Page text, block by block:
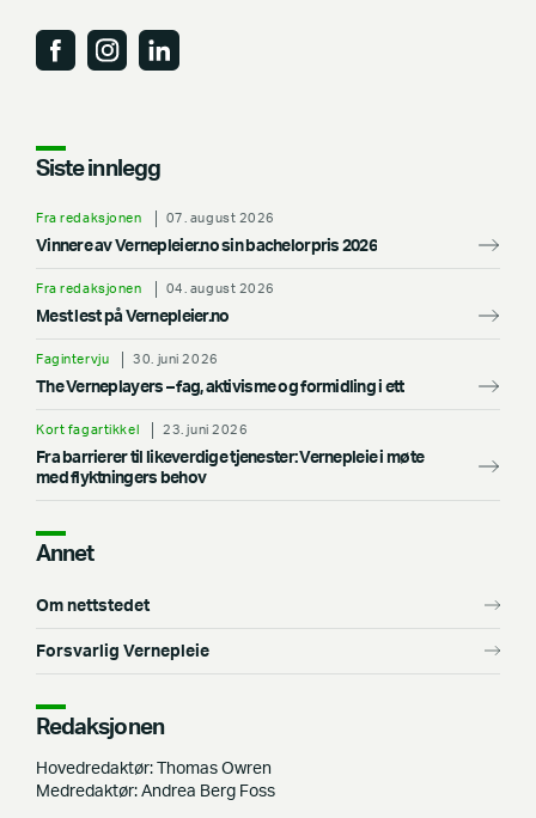
Siste innlegg
Fra redaksjonen 07. august 2026
Vinnere av Vernepleier.no sin bachelorpris 2026
Fra redaksjonen 04. august 2026
Mest lest på Vernepleier.no
Fagintervju 30. juni 2026
The Verneplayers – fag, aktivisme og formidling i ett
Kort fagartikkel 23. juni 2026
Fra barrierer til likeverdige tjenester: Vernepleie i møte
med flyktningers behov
Annet
Om nettstedet
Forsvarlig Vernepleie
Redaksjonen
Hovedredaktør: Thomas Owren
Medredaktør: Andrea Berg Foss